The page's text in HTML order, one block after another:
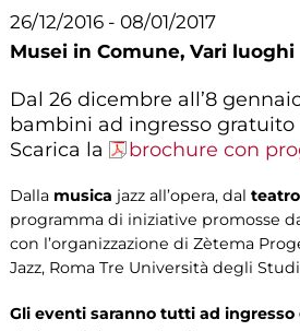
26/12/2016 - 08/01/2017
Musei in Comune, Vari luoghi
Dal 26 dicembre all’8
bambini ad ingresso
Scarica la
brochure con
Dalla musica jazz all’opera, dal teatro
programma di iniziative promosse
con l’organizzazione di Zètema
Jazz, Roma Tre Università degli
Gli eventi saranno tutti ad